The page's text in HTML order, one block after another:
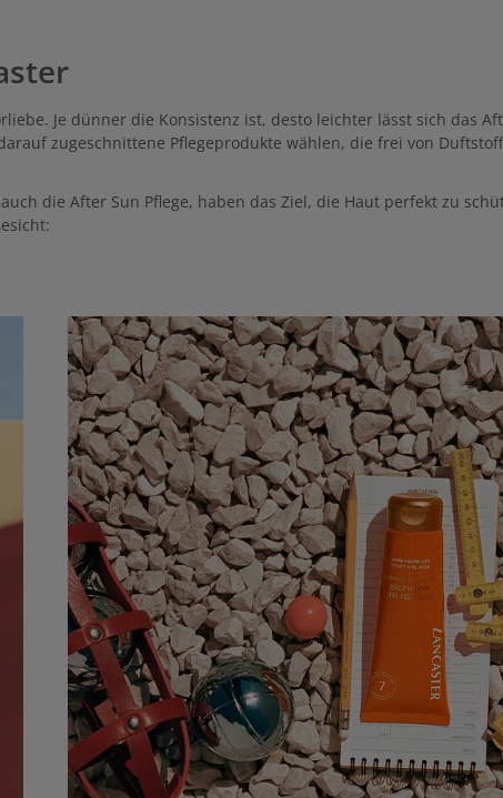
Je dünner die Konsistenz ist, desto leichter lässt sich das
zugeschnittene Pflegeprodukte wählen, die frei von
die After Sun Pflege, haben das Ziel, die Haut perfekt zu